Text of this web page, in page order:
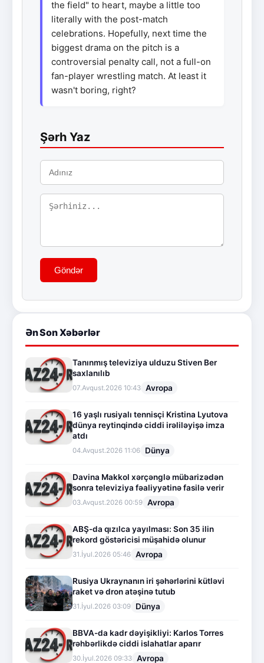
the field" to heart, maybe a little too
literally with the post-match
celebrations. Hopefully, next time the
biggest drama on the pitch is a
controversial penalty call, not a full-on
fan-player wrestling match. At least it
wasn't boring, right?
Şərh Yaz
Göndər
Ən Son Xəbərlər
Tanınmış televiziya ulduzu Stiven Ber
saxlanılıb
07.Avqust.2026 10:43 Avropa
16 yaşlı rusiyalı tennisçi Kristina Lyutova
dünya reytinqində ciddi irəliləyişə imza
atdı
04.Avqust.2026 11:06 Dünya
Davina Makkol xərçənglə mübarizədən
sonra televiziya fəaliyyətinə fasilə verir
03.Avqust.2026 00:59 Avropa
ABŞ-da qızılca yayılması: Son 35 ilin
rekord göstəricisi müşahidə olunur
31.İyul.2026 05:46 Avropa
Rusiya Ukraynanın iri şəhərlərini kütləvi
raket və dron atəşinə tutub
31.İyul.2026 03:09 Dünya
BBVA-da kadr dəyişikliyi: Karlos Torres
rəhbərlikdə ciddi islahatlar aparır
30.İyul.2026 09:33 Avropa